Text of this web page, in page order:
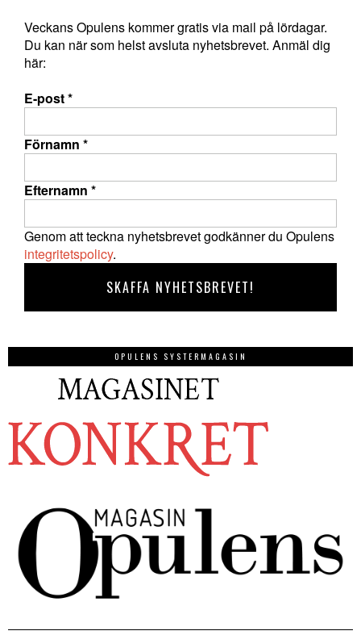
Veckans Opulens kommer gratis via mail på lördagar.
Du kan när som helst avsluta nyhetsbrevet. Anmäl dig
här:
E-post*
Förnamn *
Efternamn *
Genom att teckna nyhetsbrevet godkänner du Opulens
integritetspolicy.
OPULENS SYSTERMAGASIN